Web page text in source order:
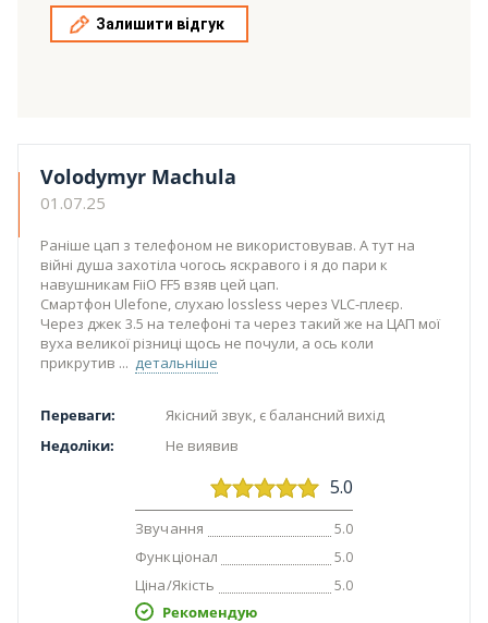
Залишити відгук
Volodymyr Machula
01.07.25
Раніше цап з телефоном не використовував. А тут на
війні душа захотіла чогось яскравого і я до пари к
навушникам FiiO FF5 взяв цей цап.
Смартфон Ulefone, слухаю lossless через VLC-плеєр.
Через джек 3.5 на телефоні та через такий же на ЦАП мої
вуха великої різниці щось не почули, а ось коли
прикрутив
детальніше
Переваги:
Якісний звук, є балансний вихід
Недоліки:
Не виявив
5.0
Звучання 5.0
Функціонал 5.0
Ціна/Якість 5.0
Рекомендую